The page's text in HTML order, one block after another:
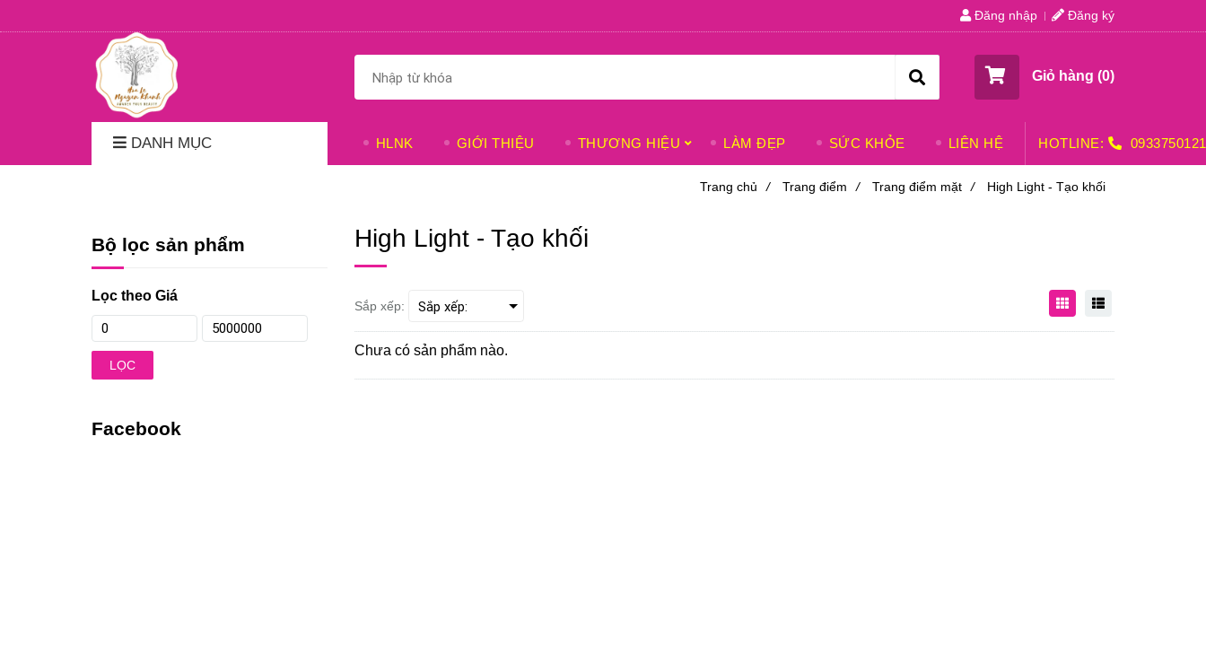
Đăng nhập Đăng ký
Giỏ hàng (0)
DANH MỤC HLNK GIỚI THIỆU THƯƠNG HIỆU LÀM ĐẸP SỨC KHỎE LIÊN HỆ HOTLINE: 0933750121
Trang chủ / Trang điểm / Trang điểm mặt / High Light - Tạo khối
High Light - Tạo khối
Sắp xếp:
Chưa có sản phẩm nào.
Bộ lọc sản phẩm
Lọc theo Giá
LỌC
Facebook